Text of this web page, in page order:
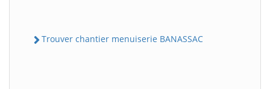
Trouver chantier menuiserie BANASSAC